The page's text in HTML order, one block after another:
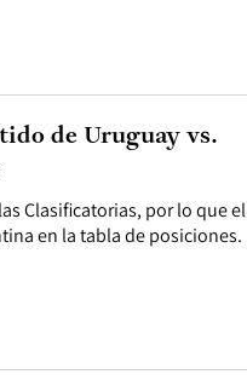
Clasificatorias, por lo que el
en la tabla de posiciones.
de Uruguay vs.